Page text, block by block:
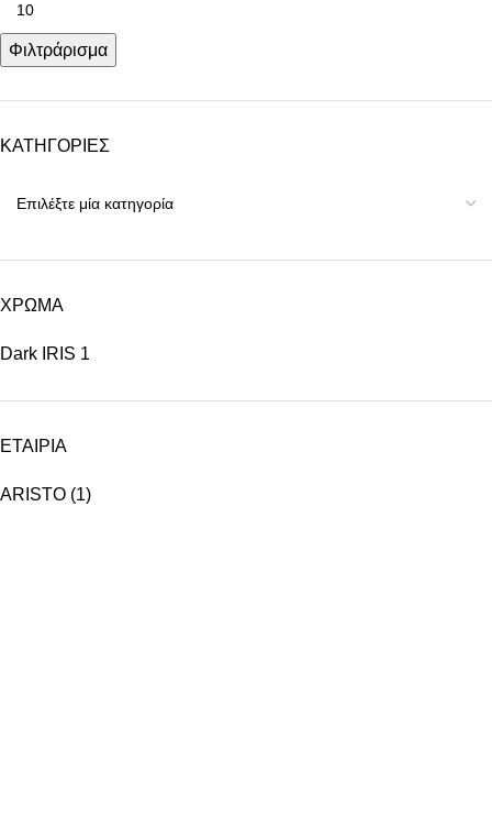
Φιλτράρισμα
ΚΑΤΗΓΟΡΙΕΣ
ΧΡΩΜΑ
Dark IRIS 1
ΕΤΑΙΡΙΑ
ARISTO (1)